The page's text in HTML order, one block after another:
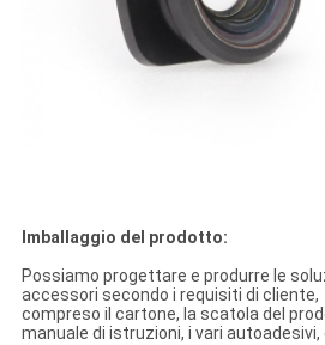
Imballaggio del prodotto:
Possiamo progettare e produrre le
accessori secondo i requisiti di cliente,
compreso il cartone, la scatola del
manuale di istruzioni, i vari autoadesivi,